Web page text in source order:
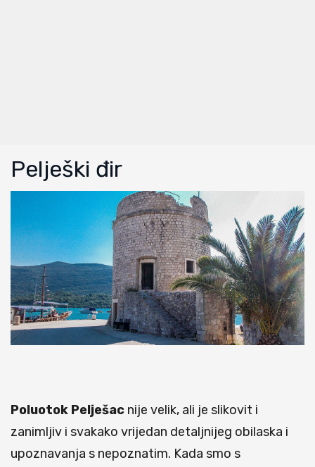
Pelješki đir
Poluotok Pelješac nije velik, ali je slikovit i
zanimljiv i svakako vrijedan detaljnijeg obilaska i
upoznavanja s nepoznatim. Kada smo s